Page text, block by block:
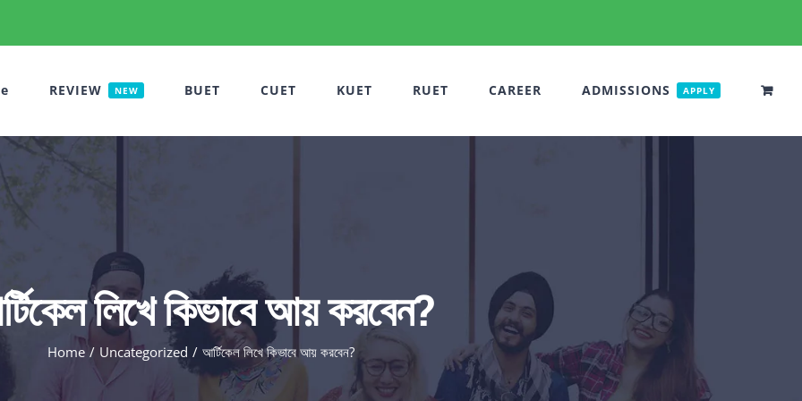
REVIEW NEW BUET CUET KUET RUET CAREER ADMISSIONS APPLY
লিখে কিভাবে আয় করবেন?
Home Uncategorized আর্টিকেল লিখে কিভাবে আয় করবেন?